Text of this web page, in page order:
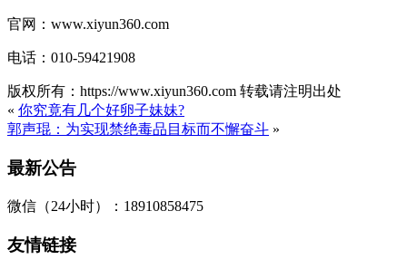
官网：www.xiyun360.com
电话：010-59421908
版权所有：https://www.xiyun360.com 转载请注明出处
« 你究竟有几个好卵子妹妹?
郭声琨：为实现禁绝毒品目标而不懈奋斗 »
最新公告
微信（24小时）：18910858475
友情链接